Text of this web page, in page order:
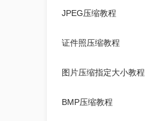
JPEG压缩教程
证件照压缩教程
图片压缩指定大小教程
BMP压缩教程